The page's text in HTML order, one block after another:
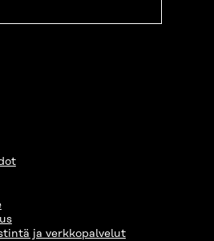
ja verkkopalvelut